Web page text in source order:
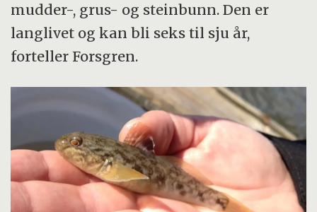
mudder-, grus- og steinbunn. Den er
langlivet og kan bli seks til sju år,
forteller Forsgren.